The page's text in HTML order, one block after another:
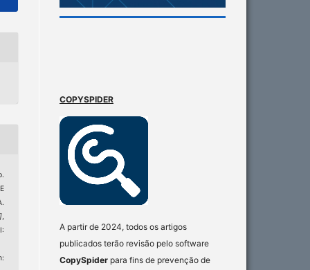
,
COPYSPIDER
A partir de 2024, todos os artigos
publicados terão revisão pelo software
CopySpider para fins de prevenção de